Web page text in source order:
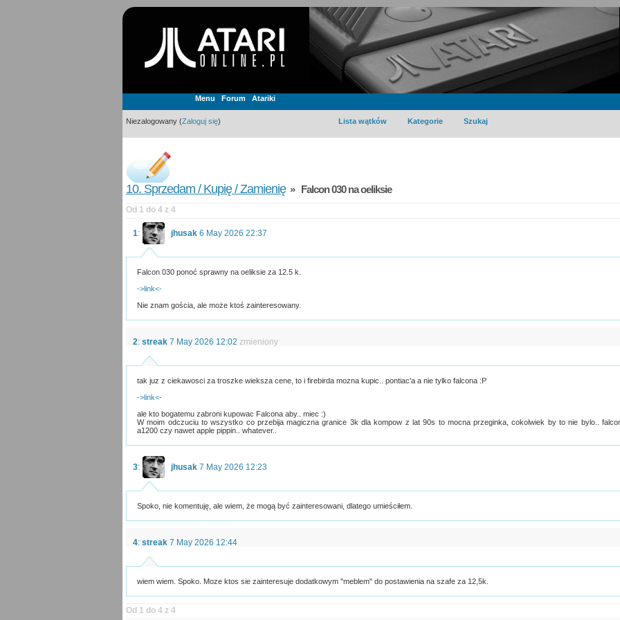
Menu Forum Atariki
Niezalogowany (Zaloguj się) Lista wątków Kategorie Szukaj
10. Sprzedam / Kupię / Zamienię» Falcon 030 na oeliksie
Od 1 do 4 z 4
1: jhusak 6 May 2026 22:37
Falcon 030 ponoć sprawny na oeliksie za 12.5 k.
->link<-
Nie znam gościa, ale może ktoś zainteresowany.
2: streak 7 May 2026 12:02 zmieniony
tak juz z ciekawosci za troszke wieksza cene, to i firebirda mozna kupic.. pontiac'a a nie tylko falcona :P
->link<-
ale kto bogatemu zabroni kupowac Falcona aby.. miec :)
W moim odczuciu to wszystko co przebija magiczna granice 3k dla kompow z lat 90s to mocna przeginka, cokolwiek by to nie bylo..
a1200 czy nawet apple pippin.. whatever..
3: jhusak 7 May 2026 12:23
Spoko, nie komentuję, ale wiem, że mogą być zainteresowani, dlatego umieściłem.
4: streak 7 May 2026 12:44
wiem wiem. Spoko. Moze ktos sie zainteresuje dodatkowym "meblem" do postawienia na szafe za 12,5k.
Od 1 do 4 z 4